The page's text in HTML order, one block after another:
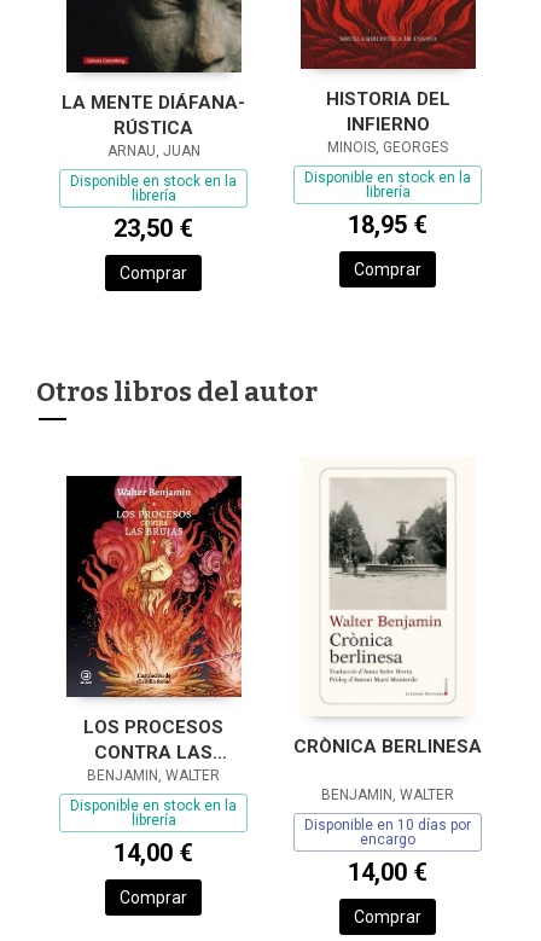
LA MENTE DIÁFANA-
RÚSTICA
ARNAU, JUAN
Disponible en stock en la
librería
23,50 €
Comprar
HISTORIA DEL
INFIERNO
MINOIS, GEORGES
Disponible en stock en la
librería
18,95 €
Comprar
Otros libros del autor
LOS PROCESOS
CONTRA LAS
BRUJAS
BENJAMIN, WALTER
Disponible en stock en la
librería
14,00 €
Comprar
CRÒNICA BERLINESA
BENJAMIN, WALTER
Disponible en 10 días por
encargo
14,00 €
Comprar